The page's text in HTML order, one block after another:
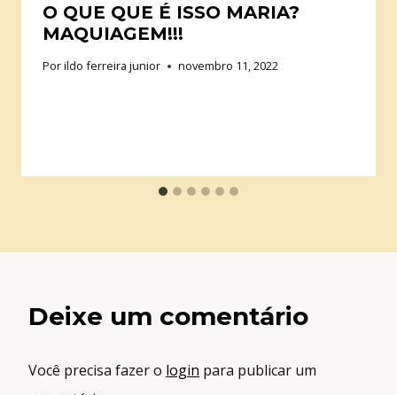
O QUE QUE É ISSO MARIA?
MAQUIAGEM!!!
Porildo ferreira junior novembro 11, 2022
Deixe um comentário
Você precisa fazer o login para publicar um